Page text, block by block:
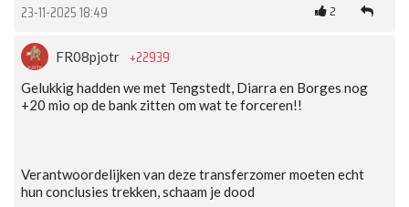
23-11-2025 18:49 2
FR08pjotr +22939
Gelukkig hadden we met Tengstedt, Diarra en Borges nog
+20 mio op de bank zitten om wat te forceren!!
Verantwoordelijken van deze transferzomer moeten echt
hun conclusies trekken, schaam je dood